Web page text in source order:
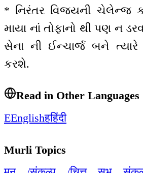
* નિરંતર વિજયની ચેલેન્જ
માયા નાં તોફાનો થી પણ ન
સેના ની ઈન્ચાર્જ બને
કરશે.
Read in Other Languages
EEnglishहहिंदी
Murli Topics